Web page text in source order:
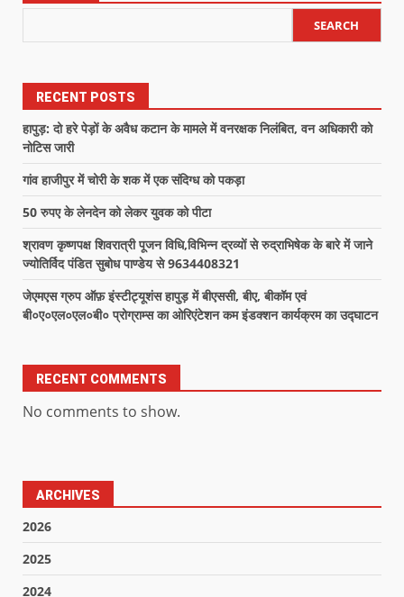
SEARCH
RECENT POSTS
हापुड़: दो हरे पेड़ों के अवैध कटान के मामले में वनरक्षक निलंबित, वन अधिकारी को
नोटिस जारी
गांव हाजीपुर में चोरी के शक में एक संदिग्ध को पकड़ा
50 रुपए के लेनदेन को लेकर युवक को पीटा
श्रावण कृष्णपक्ष शिवरात्री पूजन विधि,विभिन्न द्रव्यों से रुद्राभिषेक के बारे में जाने
ज्योतिर्विद पंडित सुबोध पाण्डेय से 9634408321
जेएमएस ग्रुप ऑफ़ इंस्टीट्यूशंस हापुड़ में बीएससी, बीए, बीकॉम एवं
बी०ए०एल०एल०बी० प्रोग्राम्स का ओरिएंटेशन कम इंडक्शन कार्यक्रम का उद्घाटन
RECENT COMMENTS
No comments to show.
ARCHIVES
2026
2025
2024